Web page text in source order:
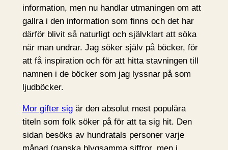
information, men nu handlar utmaningen om att
gallra i den information som finns och det har
därför blivit så naturligt och självklart att söka
när man undrar. Jag söker själv på böcker, för
att få inspiration och för att hitta stavningen till
namnen i de böcker som jag lyssnar på som
ljudböcker.
Mor gifter sigär den absolut mest populära
titeln som folk söker på för att ta sig hit. Den
sidan besöks av hundratals personer varje